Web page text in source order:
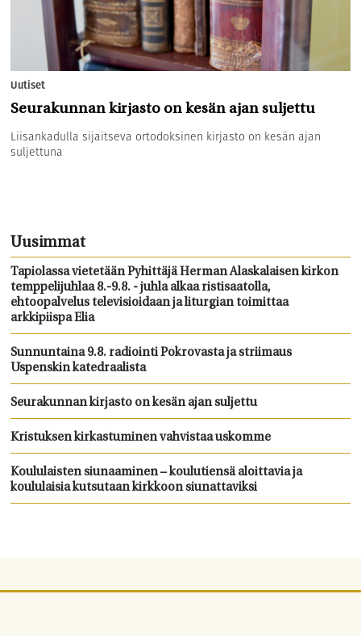
Uutiset
Seurakunnan kirjasto on kesän ajan suljettu
Liisankadulla sijaitseva ortodoksinen kirjasto on kesän ajan
suljettuna
Uusimmat
Tapiolassa vietetään Pyhittäjä Herman Alaskalaisen kirkon
temppelijuhlaa 8.-9.8. - juhla alkaa ristisaatolla,
ehtoopalvelus televisioidaan ja liturgian toimittaa
arkkipiispa Elia
Sunnuntaina 9.8. radiointi Pokrovasta ja striimaus
Uspenskin katedraalista
Seurakunnan kirjasto on kesän ajan suljettu
Kristuksen kirkastuminen vahvistaa uskomme
Koululaisten siunaaminen – koulutiensä aloittavia ja
koululaisia kutsutaan kirkkoon siunattaviksi